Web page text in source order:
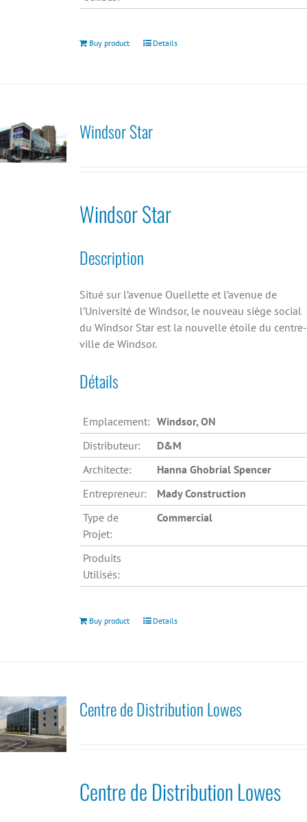
Buy product Details
Windsor Star
Windsor Star
Description
Situé sur l’avenue Ouellette et l’avenue de
l’Université de Windsor, le nouveau siège social
du Windsor Star est la nouvelle étoile du centre-
ville de Windsor.
Détails
Emplacement: Windsor, ON
Distributeur:
D&M
Architecte:
Hanna Ghobrial Spencer
Entrepreneur:
Mady Construction
Type de
Projet:
Commercial
Produits
Utilisés:
Buy product Details
Centre de Distribution Lowes
Centre de Distribution Lowes